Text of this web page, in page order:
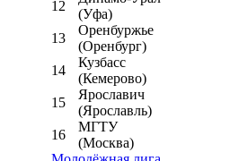
12
(Уфа)
13
Оренбуржье
(Оренбург)
14
Кузбасс
(Кемерово)
15
Ярославич
(Ярославль)
16
МГТУ
(Москва)